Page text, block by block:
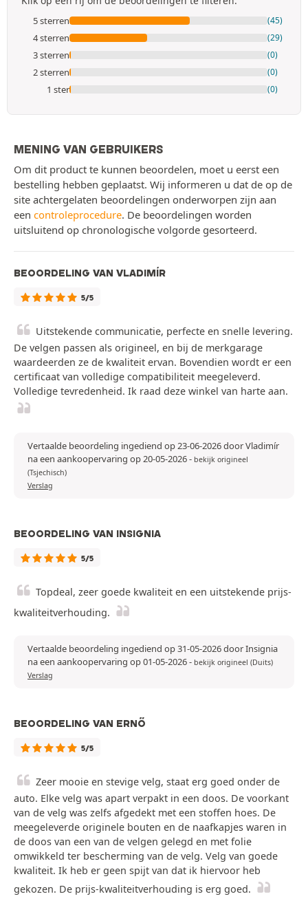
5 sterren (45)
4 sterren (29)
3 sterren (0)
2 sterren (0)
1 ster (0)
MENING VAN GEBRUIKERS
Om dit product te kunnen beoordelen, moet u eerst een
bestelling hebben geplaatst. Wij informeren u dat de op de
site achtergelaten beoordelingen onderworpen zijn aan
een controleprocedure. De beoordelingen worden
uitsluitend op chronologische volgorde gesorteerd.
BEOORDELING VAN VLADIMÍR
5/5
Uitstekende communicatie, perfecte en snelle levering.
De velgen passen als origineel, en bij de merkgarage
waardeerden ze de kwaliteit ervan. Bovendien wordt er een
certificaat van volledige compatibiliteit meegeleverd.
Volledige tevredenheid. Ik raad deze winkel van harte aan.
Vertaalde beoordeling ingediend op 23-06-2026 door Vladimír
na een aankoopervaring op 20-05-2026- bekijk origineel
(Tsjechisch)
Verslag
BEOORDELING VAN INSIGNIA
5/5
Topdeal, zeer goede kwaliteit en een uitstekende prijs-
kwaliteitverhouding.
Vertaalde beoordeling ingediend op 31-05-2026 door Insignia
na een aankoopervaring op 01-05-2026- bekijk origineel (Duits)
Verslag
BEOORDELING VAN ERNŐ
5/5
Zeer mooie en stevige velg, staat erg goed onder de
auto. Elke velg was apart verpakt in een doos. De voorkant
van de velg was zelfs afgedekt met een stoffen hoes. De
meegeleverde originele bouten en de naafkapjes waren in
de doos van een van de velgen gelegd en met folie
omwikkeld ter bescherming van de velg. Velg van goede
kwaliteit. Ik heb er geen spijt van dat ik hiervoor heb
gekozen. De prijs-kwaliteitverhouding is erg goed.